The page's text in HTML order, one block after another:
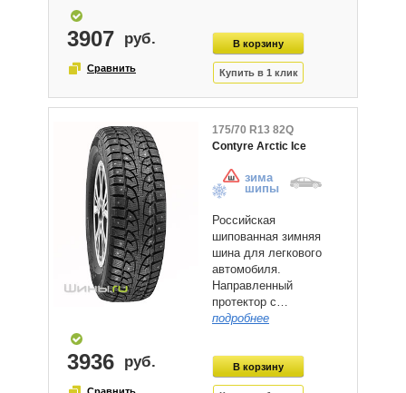
3907
175/70 R13 82Q
Contyre Arctic Ice
зима
шипы
Российская
шипованная зимняя
шина для легкового
автомобиля.
Направленный
протектор с…
подробнее
3936